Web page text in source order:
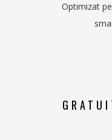
Optimizat